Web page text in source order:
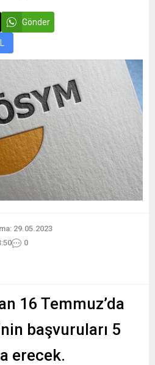
Gönder
29.05.2023
0
16 Temmuz’da
başvuruları 5
erecek.